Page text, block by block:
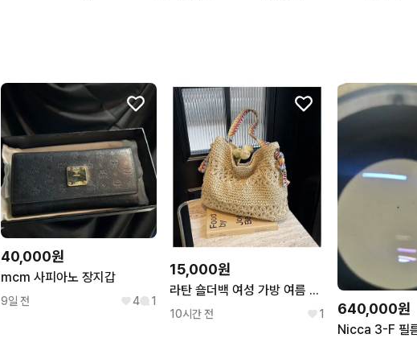
40,000원
mcm 사피아노 장지갑
9일 전 4 1
15,000원
라탄 숄더백 여성 가방 여름 데일리룩
10시간 전 1 640,000원